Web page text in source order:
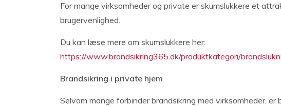
For mange virksomheder og private er skumslukkere et
brugervenlighed.
Du kan læse mere om skumslukkere her:
https://www.brandsikring365.dk/produktkategori/
Brandsikring i private hjem
Selvom mange forbinder brandsikring med virksomheder,